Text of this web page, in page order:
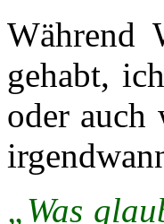
Während
gehabt,
oder auch
„Was